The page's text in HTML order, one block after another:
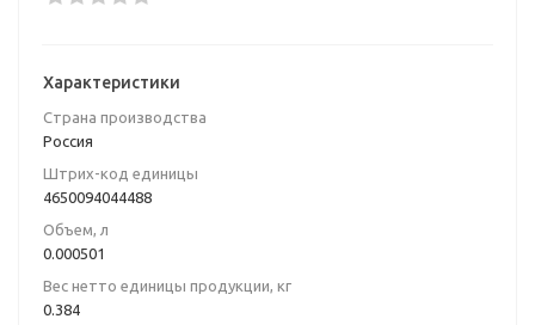
Характеристики
Страна производства
Poccия
Штрих-код единицы
4650094044488
Объем, л
0.000501
Вес нетто единицы продукции, кг
0.384